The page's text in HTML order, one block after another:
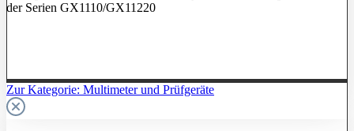
Zur Kategorie: Multimeter und Prüfgeräte